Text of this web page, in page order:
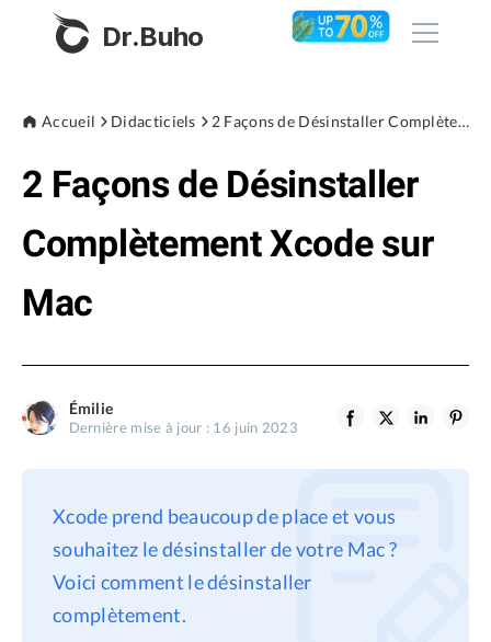
Dr.Buho
Produits
BuhoCleaner
BuhoUnlocker
BuhoRepair
BuhoLaunchpad
Boutique
Blog
L'entreprise
Confidentialité
Politique de
remboursement
Accueil Didacticiels 2 Façons de Désinstaller Complètement Xcode sur Mac
2 Façons de Désinstaller
Complètement Xcode sur
Mac
Émilie
Dernière mise à jour : 16 juin 2023
Xcode prend beaucoup de place et vous
souhaitez le désinstaller de votre Mac ?
Voici comment le désinstaller
complètement.